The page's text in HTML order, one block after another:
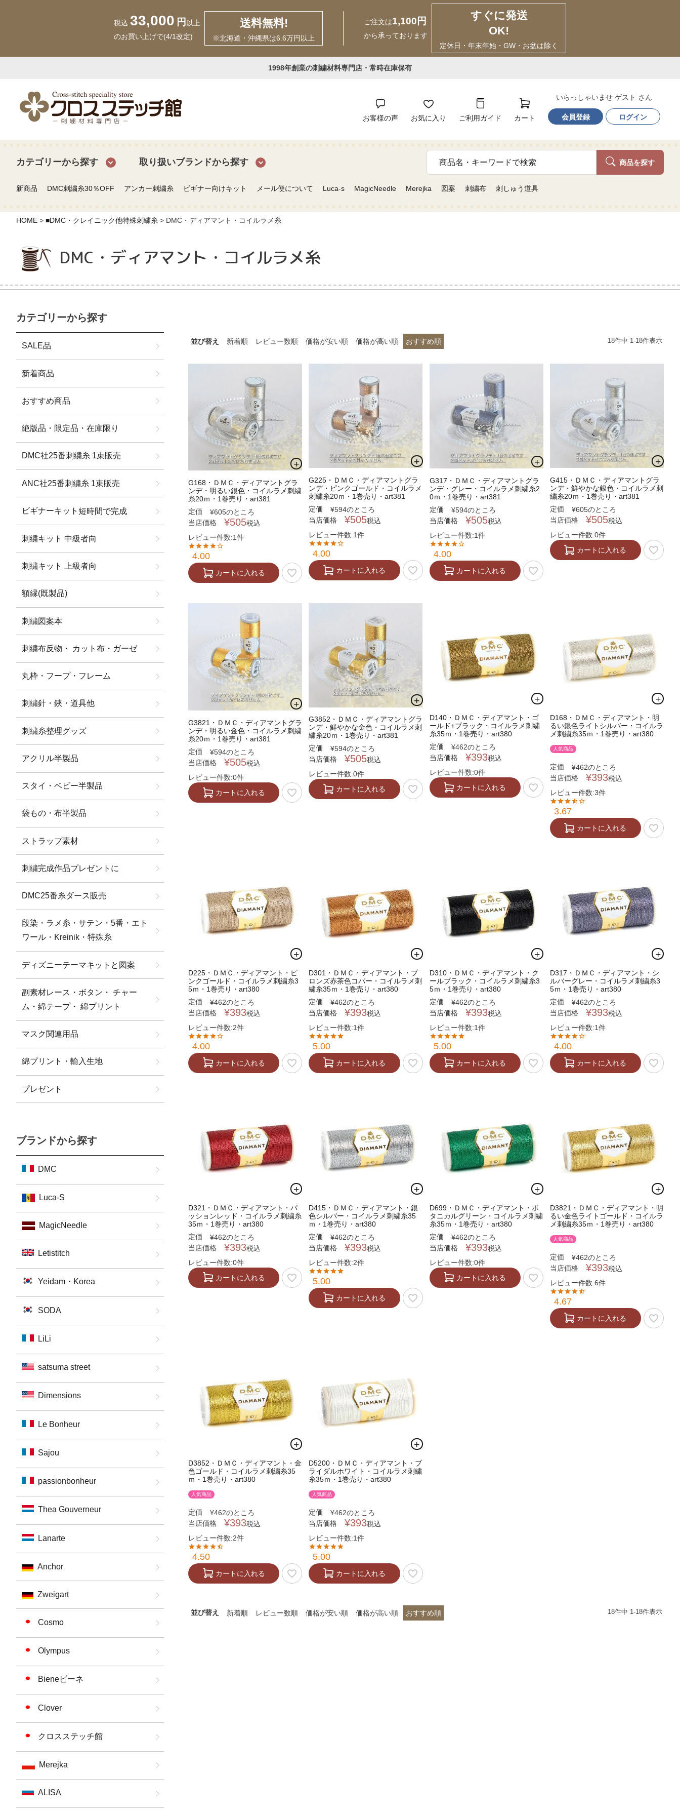
税込 33,000 円 以上
のお買い上げで(4/1改定)
送料無料!
※北海道・沖縄県は6.6万円以上
ご注文は1,100円
から承っております
すぐに発送
OK!
定休日・年末年始・GW・お盆は除く
1998年創業の刺繍材料専門店・常時在庫保有
お客様の声 お気に入り ご利用ガイド カート
いらっしゃいませ ゲスト さん
会員登録 ログイン
カテゴリーから探す 取り扱いブランドから探す 商品を探す
新商品 DMC刺繍糸30％OFF アンカー刺繍糸 ビギナー向けキット メール便について Luca-s MagicNeedle Merejka 図案 刺繍布 刺しゅう道具
HOME ■DMC・クレイニック他特殊刺繍糸 DMC・ディアマント・コイルラメ糸
DMC・ディアマント・コイルラメ糸
カテゴリーから探す
SALE品
新着商品
おすすめ商品
絶版品・限定品・在庫限り
DMC社25番刺繍糸 1束販売
ANC社25番刺繍糸 1束販売
ビギナーキット短時間で完成
刺繍キット 中級者向
刺繍キット 上級者向
額縁(既製品)
刺繍図案本
刺繍布反物・ カット布・ガーゼ
丸枠・フープ・フレーム
刺繍針・鋏・道具他
刺繍糸整理グッズ
アクリル半製品
スタイ・ベビー半製品
袋もの・布半製品
ストラップ素材
刺繍完成作品プレゼントに
DMC25番糸ダース販売
段染・ラメ糸・サテン・5番・エト
ワール・Kreinik・特殊糸
ディズニーテーマキットと図案
副素材レース・ボタン・ チャー
ム・綿テープ・ 綿プリント
マスク関連用品
綿プリント・輸入生地
プレゼント
ブランドから探す
DMC
Luca-S
MagicNeedle
Letistitch
Yeidam・Korea
SODA
LiLi
satsuma street
Dimensions
Le Bonheur
Sajou
passionbonheur
Thea Gouverneur
Lanarte
Anchor
Zweigart
Cosmo
Olympus
Bieneビーネ
Clover
クロスステッチ館
Merejka
ALISA
並び替え 新着順 レビュー数順 価格が安い順 価格が高い順 おすすめ順 18件中 1-18件表示
G168・ＤＭＣ・ディアマントグラ
ンデ・明るい銀色・コイルラメ刺繍
糸20ｍ・1巻売り・art381
定価
¥605のところ
当店価格
¥505税込
レビュー件数:1件
4.00
カートに入れる
G225・ＤＭＣ・ディアマントグラ
ンデ・ピンクゴールド・コイルラメ
刺繍糸20ｍ・1巻売り・art381
定価
¥594のところ
当店価格
¥505税込
レビュー件数:1件
4.00
カートに入れる
G317・ＤＭＣ・ディアマントグラ
ンデ・グレー・コイルラメ刺繍糸2
0ｍ・1巻売り・art381
定価
¥594のところ
当店価格
¥505税込
レビュー件数:1件
4.00
カートに入れる
G415・ＤＭＣ・ディアマントグラ
ンデ・鮮やかな銀色・コイルラメ刺
繍糸20ｍ・1巻売り・art381
定価
¥605のところ
当店価格
¥505税込
レビュー件数:0件
カートに入れる
G3821・ＤＭＣ・ディアマントグラ
ンデ・明るい金色・コイルラメ刺繍
糸20ｍ・1巻売り・art381
定価
¥594のところ
当店価格
¥505税込
レビュー件数:0件
カートに入れる
G3852・ＤＭＣ・ディアマントグラ
ンデ・鮮やかな金色・コイルラメ刺
繍糸20ｍ・1巻売り・art381
定価
¥594のところ
当店価格
¥505税込
レビュー件数:0件
カートに入れる
D140・ＤＭＣ・ディアマント・ゴ
ールド+ブラック・コイルラメ刺繍
糸35ｍ・1巻売り・art380
定価
¥462のところ
当店価格
¥393税込
レビュー件数:0件
カートに入れる
D168・ＤＭＣ・ディアマント・明
るい銀色ライトシルバー・コイルラ
メ刺繍糸35ｍ・1巻売り・art380
人気商品
定価 ¥462のところ
当店価格
¥393税込
レビュー件数:3件
3.67
カートに入れる
D225・ＤＭＣ・ディアマント・ピ
ンクゴールド・コイルラメ刺繍糸3
5ｍ・1巻売り・art380
定価
¥462のところ
当店価格
¥393税込
レビュー件数:2件
4.00
カートに入れる
D301・ＤＭＣ・ディアマント・ブ
ロンズ赤茶色コパー・コイルラメ刺
繍糸35ｍ・1巻売り・art380
定価
¥462のところ
当店価格
¥393税込
レビュー件数:1件
5.00
カートに入れる
D310・ＤＭＣ・ディアマント・ク
ールブラック・コイルラメ刺繍糸3
5ｍ・1巻売り・art380
定価
¥462のところ
当店価格
¥393税込
レビュー件数:1件
5.00
カートに入れる
D317・ＤＭＣ・ディアマント・シ
ルバーグレー・コイルラメ刺繍糸3
5ｍ・1巻売り・art380
定価
¥462のところ
当店価格
¥393税込
レビュー件数:1件
4.00
カートに入れる
D321・ＤＭＣ・ディアマント・パ
ッションレッド・コイルラメ刺繍糸
35ｍ・1巻売り・art380
定価
¥462のところ
当店価格
¥393税込
レビュー件数:0件
カートに入れる
D415・ＤＭＣ・ディアマント・銀
色シルバー・コイルラメ刺繍糸35
ｍ・1巻売り・art380
定価
¥462のところ
当店価格
¥393税込
レビュー件数:2件
5.00
カートに入れる
D699・ＤＭＣ・ディアマント・ボ
タニカルグリーン・コイルラメ刺繍
糸35ｍ・1巻売り・art380
定価
¥462のところ
当店価格
¥393税込
レビュー件数:0件
カートに入れる
D3821・ＤＭＣ・ディアマント・明
るい金色ライトゴールド・コイルラ
メ刺繍糸35ｍ・1巻売り・art380
人気商品
定価 ¥462のところ
当店価格
¥393税込
レビュー件数:6件
4.67
カートに入れる
D3852・ＤＭＣ・ディアマント・金
色ゴールド・コイルラメ刺繍糸35
ｍ・1巻売り・art380
人気商品
定価 ¥462のところ
当店価格
¥393税込
レビュー件数:2件
4.50
カートに入れる
D5200・ＤＭＣ・ディアマント・ブ
ライダルホワイト・コイルラメ刺繍
糸35ｍ・1巻売り・art380
人気商品
定価 ¥462のところ
当店価格
¥393税込
レビュー件数:1件
5.00
カートに入れる
並び替え 新着順 レビュー数順 価格が安い順 価格が高い順 おすすめ順 18件中 1-18件表示